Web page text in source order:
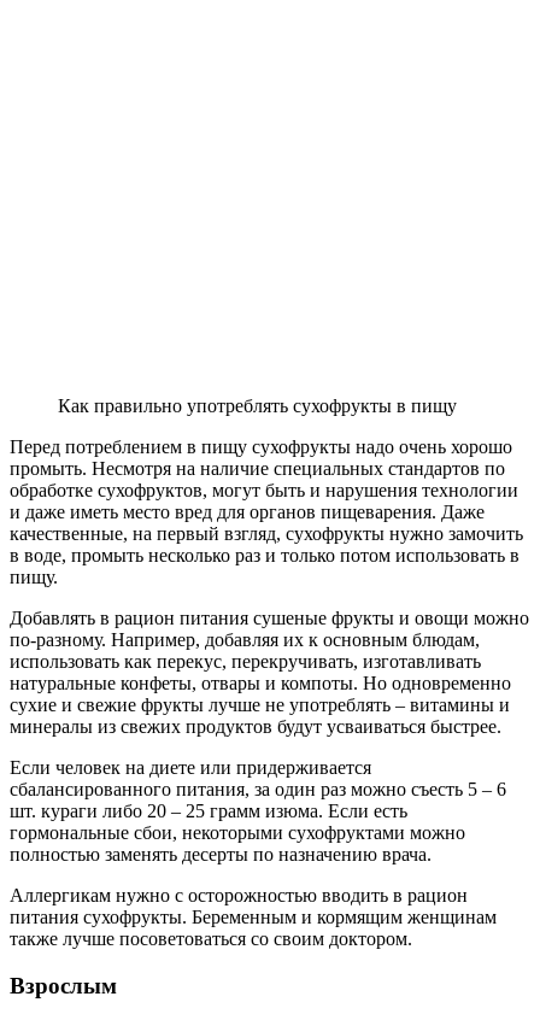
Как правильно употреблять сухофрукты в пищу
Перед потреблением в пищу сухофрукты надо очень хорошо
промыть. Несмотря на наличие специальных стандартов по
обработке сухофруктов, могут быть и нарушения технологии
и даже иметь место вред для органов пищеварения. Даже
качественные, на первый взгляд, сухофрукты нужно замочить
в воде, промыть несколько раз и только потом использовать в
пищу.
Добавлять в рацион питания сушеные фрукты и овощи можно
по-разному. Например, добавляя их к основным блюдам,
использовать как перекус, перекручивать, изготавливать
натуральные конфеты, отвары и компоты. Но одновременно
сухие и свежие фрукты лучше не употреблять – витамины и
минералы из свежих продуктов будут усваиваться быстрее.
Если человек на диете или придерживается
сбалансированного питания, за один раз можно съесть 5 – 6
шт. кураги либо 20 – 25 грамм изюма. Если есть
гормональные сбои, некоторыми сухофруктами можно
полностью заменять десерты по назначению врача.
Аллергикам нужно с осторожностью вводить в рацион
питания сухофрукты. Беременным и кормящим женщинам
также лучше посоветоваться со своим доктором.
Взрослым